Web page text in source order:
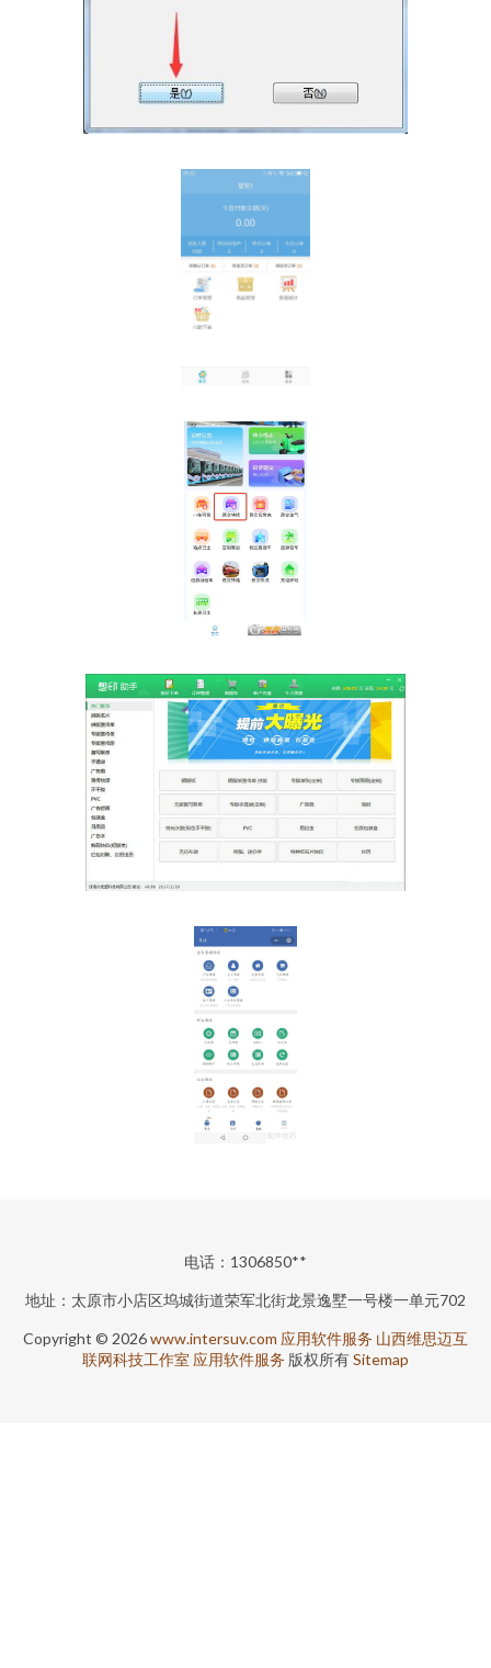
电话：1306850**
地址：太原市小店区坞城街道荣军北街龙景逸墅一号楼一单元702
Copyright © 2026www.intersuv.com 应用软件服务 山西维思迈互
联网科技工作室 应用软件服务 版权所有Sitemap